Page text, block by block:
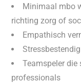
Minimaal mbo
richting zorg of
Empathisch
Teamspeler die
professionals